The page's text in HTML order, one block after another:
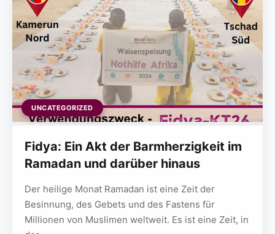
UNCATEGORIZED
Fidya: Ein Akt der Barmherzigkeit im
Ramadan und darüber hinaus
Der heilige Monat Ramadan ist eine Zeit der
Besinnung, des Gebets und des Fastens für
Millionen von Muslimen weltweit. Es ist eine Zeit, in